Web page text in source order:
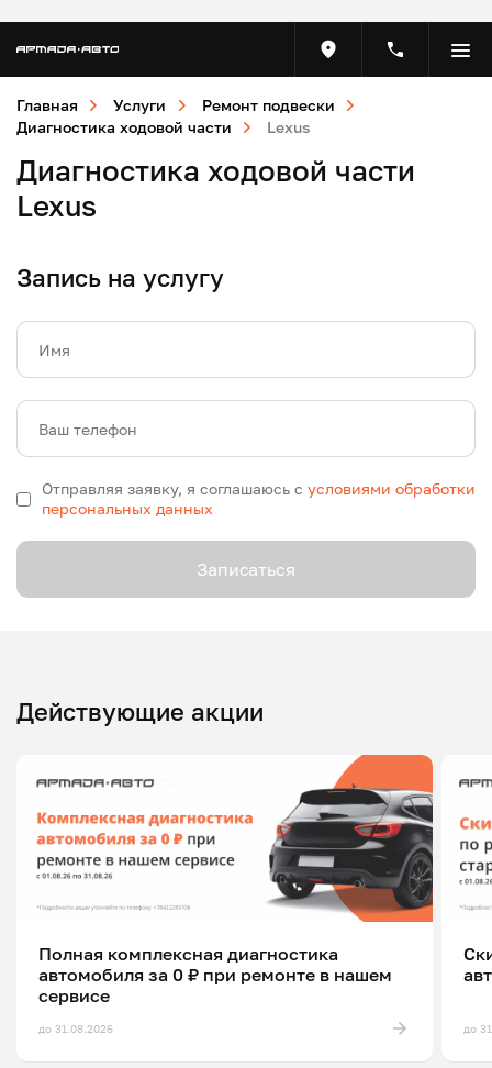
Главная Услуги
Ремонт подвески
Диагностика ходовой части
Lexus
Диагностика ходовой части
Lexus
Запись на услугу
Имя
Ваш телефон
Отправляя заявку, я соглашаюсь с условиями обработки
персональных данных
Записаться
Действующие акции
Полная комплексная диагностика
автомобиля за 0 ₽ при ремонте в нашем
сервисе
до 31.08.2026 до